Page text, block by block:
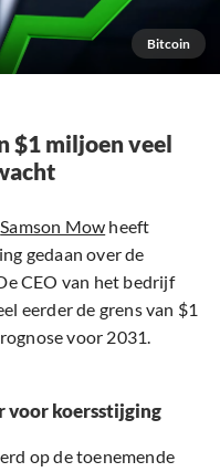
Bitcoin
$1 miljoen veel
Samson Mow heeft
gedaan over de
CEO van het bedrijf
eerder de grens van $1
voor 2031.
voor koersstijging
op de toenemende